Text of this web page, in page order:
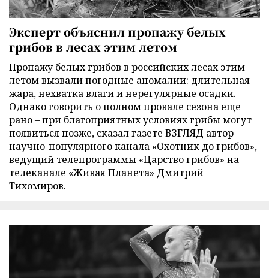
Эксперт объяснил пропажу белых
грибов в лесах этим летом
Пропажу белых грибов в российских лесах этим
летом вызвали погодные аномалии: длительная
жара, нехватка влаги и нерегулярные осадки.
Однако говорить о полном провале сезона еще
рано – при благоприятных условиях грибы могут
появиться позже, сказал газете ВЗГЛЯД автор
научно-популярного канала «Охотник до грибов»,
ведущий телепрограммы «Царство грибов» на
телеканале «Живая Планета» Дмитрий
Тихомиров.